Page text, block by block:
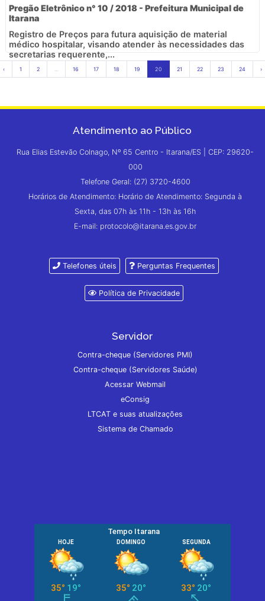
Pregão Eletrônico n° 10 / 2018 - Prefeitura Municipal de
Itarana
Registro de Preços para futura aquisição de material
médico hospitalar, visando atender às necessidades das
secretarias requerente,...
‹ 1 2 16 17 18 19 20 21 22 23 24 ›
Atendimento ao Público
Rua Elias Estevão Colnago, Nº 65 Centro - Itarana/ES | CEP: 29620-
000
Telefone Geral: (27) 3720-4600
Horários de Atendimento: Horário de Atendimento: Segunda à
Sexta, das 07h às 11h - 13h às 16h
E-mail: protocolo@itarana.es.gov.br
Telefones úteis Perguntas Frequentes
Política de Privacidade
Servidor
Contra-cheque (Servidores PMI)
Contra-cheque (Servidores Saúde)
Acessar Webmail
eConsig
LTCAT e suas atualizações
Sistema de Chamado